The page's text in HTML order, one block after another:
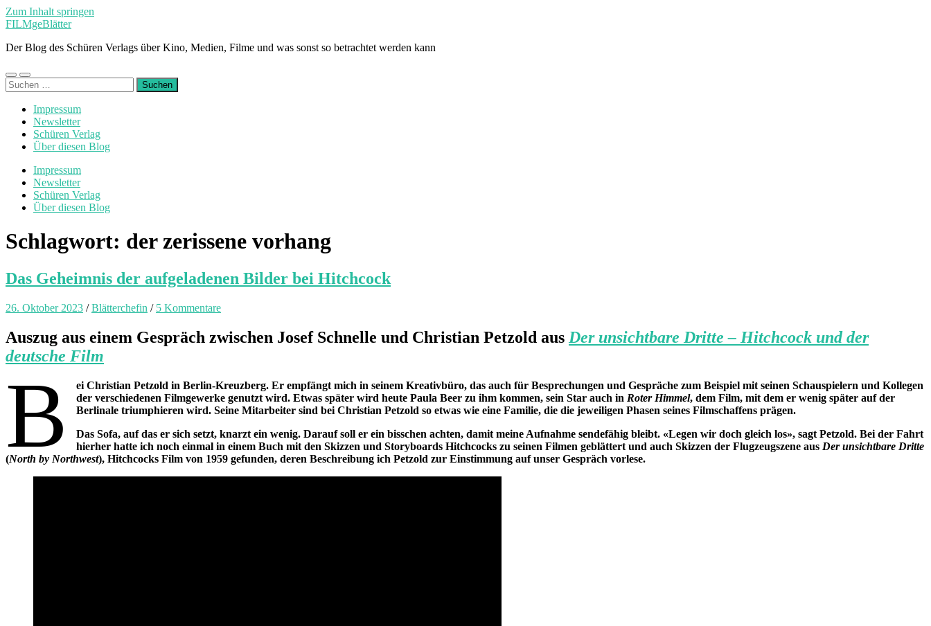
Zum Inhalt springen
FILMgeBlätter
Der Blog des Schüren Verlags über Kino, Medien, Filme und was sonst so betrachtet werden kann
Mobile-
Menü
Suchfeld
ein-/ausblenden
Suchen
nach:
Impressum
Newsletter
Schüren Verlag
Über diesen Blog
Impressum
Newsletter
Schüren Verlag
Über diesen Blog
Schlagwort: der zerissene vorhang
Das Geheimnis der aufgeladenen Bilder bei Hitchcock
26. Oktober 2023 /Blätterchefin / 5 Kommentare
Auszug aus einem Gespräch zwischen Josef Schnelle und Christian Petzold aus Der unsichtbare Dritte – Hitchcock und der
deutsche Film
B
ei Christian Petzold in Berlin-Kreuzberg. Er empfängt mich in seinem Kreativbüro, das auch für Besprechungen und Gespräche zum Beispiel mit seinen Schauspielern und Kollegen
der verschiedenen Filmgewerke genutzt wird. Etwas später wird heute Paula Beer zu ihm kommen, sein Star auch in Roter Himmel, dem Film, mit dem er wenig später auf der
Berlinale triumphieren wird. Seine Mitarbeiter sind bei Christian Petzold so etwas wie eine Familie, die die jeweiligen Phasen seines Filmschaffens prägen.
Das Sofa, auf das er sich setzt, knarzt ein wenig. Darauf soll er ein bisschen achten, damit meine Aufnahme sendefähig bleibt. «Legen wir doch gleich los», sagt Petzold. Bei der Fahrt
hierher hatte ich noch einmal in einem Buch mit den Skizzen und Storyboards Hitchcocks zu seinen Filmen geblättert und auch Skizzen der Flugzeugszene aus Der unsichtbare Dritte
(North by Northwest), Hitchcocks Film von 1959 gefunden, deren Beschreibung ich Petzold zur Einstimmung auf unser Gespräch vorlese.